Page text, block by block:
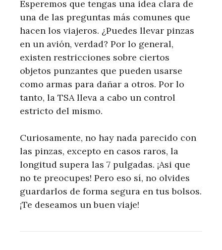
Esperemos que tengas una idea clara de
una de las preguntas más comunes que
hacen los viajeros. ¿Puedes llevar pinzas
en un avión, verdad? Por lo general,
existen restricciones sobre ciertos
objetos punzantes que pueden usarse
como armas para dañar a otros. Por lo
tanto, la TSA lleva a cabo un control
estricto del mismo.
Curiosamente, no hay nada parecido con
las pinzas, excepto en casos raros, la
longitud supera las 7 pulgadas. ¡Asi que
no te preocupes! Pero eso sí, no olvides
guardarlos de forma segura en tus bolsos.
¡Te deseamos un buen viaje!